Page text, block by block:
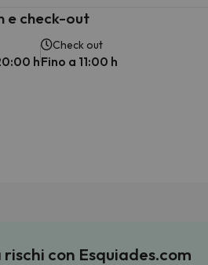
e check-out
h
Check out
Fino a 11:00 h
con Esquiades.com